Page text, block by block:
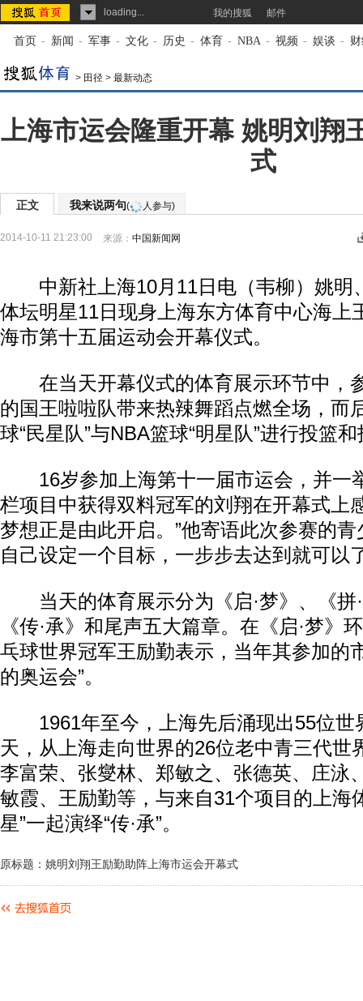
loading... 我的搜狐 邮件
首页 - 新闻 - 军事 - 文化 - 历史 - 体育 - NBA - 视频 - 娱谈 -
> 田径 > 最新动态
上海市运会隆重开幕 姚明刘翔
式
正文 我来说两句( 人参与)
2014-10-11 21:23:00 来源： 中国新闻网
中新社上海10月11日电（韦柳）姚明
体坛明星11日现身上海东方体育中心海上
海市第十五届运动会开幕仪式。
在当天开幕仪式的体育展示环节中，
的国王啦啦队带来热辣舞蹈点燃全场，而
球“民星队”与NBA篮球“明星队”进行投篮
16岁参加上海第十一届市运会，并一
栏项目中获得双料冠军的刘翔在开幕式上
梦想正是由此开启。”他寄语此次参赛的青
自己设定一个目标，一步步去达到就可以
当天的体育展示分为《启·梦》、《拼·
《传·承》和尾声五大篇章。在《启·梦》
乓球世界冠军王励勤表示，当年其参加的
的奥运会”。
1961年至今，上海先后涌现出55位世
天，从上海走向世界的26位老中青三代世
李富荣、张燮林、郑敏之、张德英、庄泳
敏霞、王励勤等，与来自31个项目的上海
星”一起演绎“传·承”。
原标题：姚明刘翔王励勤助阵上海市运会开幕式